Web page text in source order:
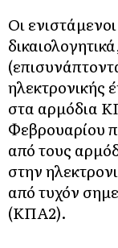
Οι
ηλεκτρονικής
στα αρμόδια
Φεβρουαρίου
από τους
στην
από τυχόν
(ΚΠΑ2).